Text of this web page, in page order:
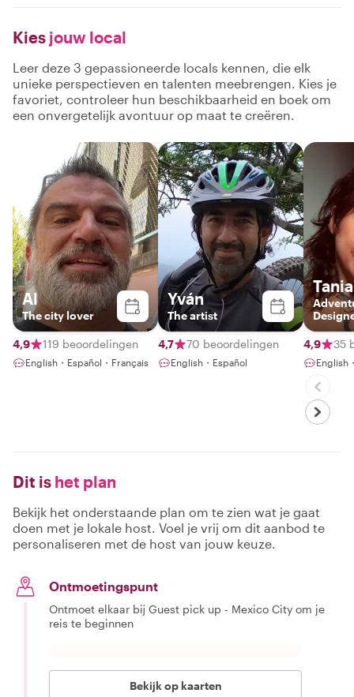
Kies jouw local
Leer deze 3 gepassioneerde locals kennen, die elk
unieke perspectieven en talenten meebrengen. Kies je
favoriet, controleer hun beschikbaarheid en boek om
een onvergetelijk avontuur op maat te creëren.
Al
The city lover
4,9 119 beoordelingen
English・Español・Français
Yván
The artist
4,7 70 beoordelingen
English・Español
Tania
4,9 35
English
Dit is het plan
Bekijk het onderstaande plan om te zien wat je gaat
doen met je lokale host. Voel je vrij om dit aanbod te
personaliseren met de host van jouw keuze.
Ontmoetingspunt
Ontmoet elkaar bij Guest pick up - Mexico City om je
reis te beginnen
Bekijk op kaarten